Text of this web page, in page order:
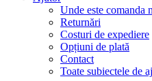
Unde este comanda
Returnări
Costuri de expediere
Opțiuni de plată
Contact
Toate subiectele de